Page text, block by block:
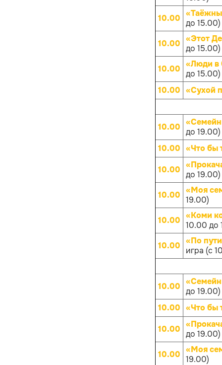
10.00 до 15.00)
10.00 «Этот
до 15.00)
10.00 «Люди в
до 15.00)
10.00 «Сухой
10.00 до 19.00)
10.00 «Что бы
10.00 до 19.00)
10.00 «Моя
19.00)
10.00 «Коми
10.00 до
10.00 «По
игра (с
10.00 до 19.00)
10.00 «Что бы
10.00 до 19.00)
10.00 «Моя
19.00)